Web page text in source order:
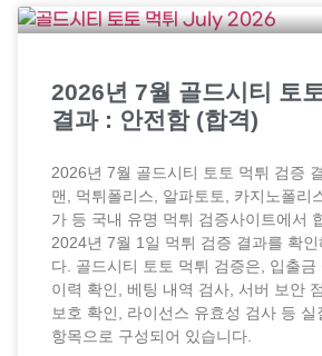
2026년 7월 골드시티 토
결과 : 안전함 (합격)
2026년 7월 골드시티 토토 먹튀 검증
맨, 먹튀폴리스, 알파토토, 카지노폴리
가 등 국내 유명 먹튀 검증사이트에서
2024년 7월 1일 먹튀 검증 결과를 확
다. 골드시티 토토 먹튀 검증은, 입출금
이력 확인, 베팅 내역 검사, 서버 보안
보호 확인, 라이선스 유효성 검사 등
항목으로 구성되어 있습니다.